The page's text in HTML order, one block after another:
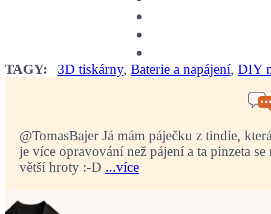
TAGY: 3D tiskárny,Baterie a napájení,DIY
@TomasBajer Já mám páječku z tindie,
je více opravování než pájení a ta pinzeta
větší hroty :-D ...více